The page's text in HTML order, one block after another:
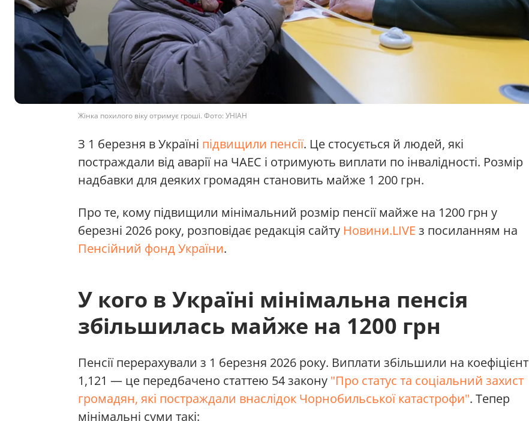
Жінка похилого віку отримує гроші. Фото: УНІАН
З 1 березня в Україні підвищили пенсії. Це стосується й людей, які
постраждали від аварії на ЧАЕС і отримують виплати по інвалідності. Розмір
надбавки для деяких громадян становить майже 1 200 грн.
Про те, кому підвищили мінімальний розмір пенсії майже на 1200 грн у
березні 2026 року, розповідає редакція сайту Новини.LIVE з посиланням на
Пенсійний фонд України.
У кого в Україні мінімальна пенсія
збільшилась майже на 1200 грн
Пенсії перерахували з 1 березня 2026 року. Виплати збільшили на коефіцієнт
1,121 — це передбачено статтею 54 закону "Про статус та соціальний захист
громадян, які постраждали внаслідок Чорнобильської катастрофи". Тепер
мінімальні суми такі: